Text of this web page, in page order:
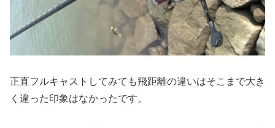
正直フルキャストしてみても飛距離の違いはそこまで大き
く違った印象はなかったです。